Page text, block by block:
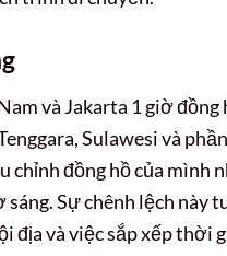
và Jakarta 1 giờ đồng
Sulawesi và
chỉnh đồng hồ của mình
Sự chênh lệch này
địa và việc sắp xếp thời